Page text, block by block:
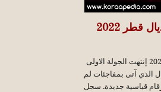
قطر 2022
حصاد الجولة الأولى.. مونديال قطر 2022 إنتهت الجولة الاولى
المونديال الذي آتى بمفاجئات لم
قياسية جديدة. سجل